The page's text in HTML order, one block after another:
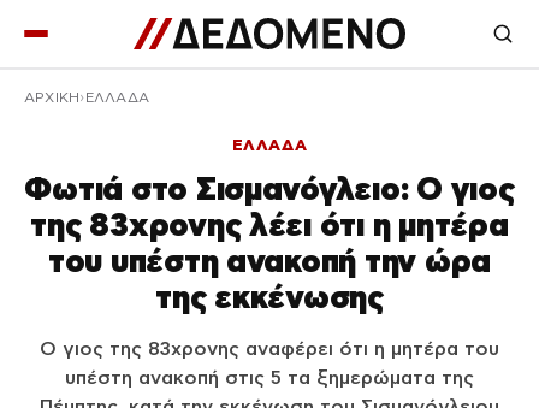
ΑΡΧΙΚΉ ΕΛΛΑΔΑ
ΕΛΛΑΔΑ
Φωτιά στο Σισμανόγλειο: Ο γιος
της 83χρονης λέει ότι η μητέρα
του υπέστη ανακοπή την ώρα
της εκκένωσης
Ο γιος της 83χρονης αναφέρει ότι η μητέρα του
υπέστη ανακοπή στις 5 τα ξημερώματα της